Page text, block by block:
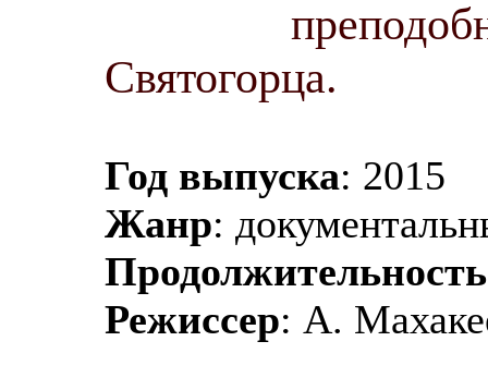
Святогорца.
Год выпуска: 2015
Жанр:
Продолжительность
Режиссер: А.